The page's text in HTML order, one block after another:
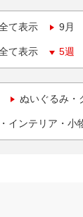
て表示 9月
て表示 5週
ぬいぐるみ・
インテリア・小